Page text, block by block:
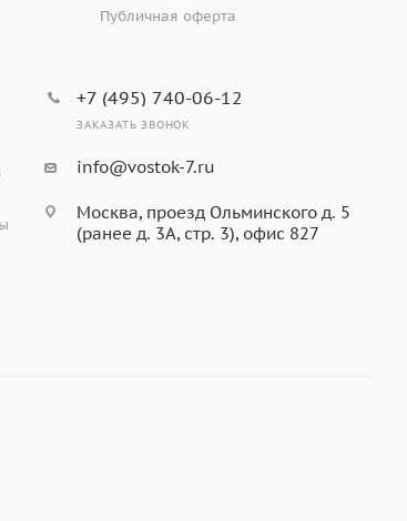
Публичная оферта
+7 (495) 740-06-12
ЗАКАЗАТЬ ЗВОНОК
info@vostok-7.ru
Москва, проезд Ольминского д. 5
(ранее д. 3А, стр. 3), офис 827